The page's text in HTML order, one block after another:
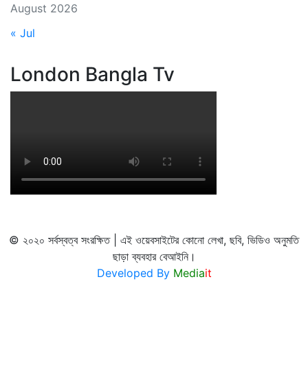
August 2026
« Jul
London Bangla Tv
© ২০২০ সর্বস্বত্ব সংরক্ষিত | এই ওয়েবসাইটের কোনো লেখা, ছবি, ভিডিও অনুমতি
ছাড়া ব্যবহার বেআইনি।
Developed By Mediait